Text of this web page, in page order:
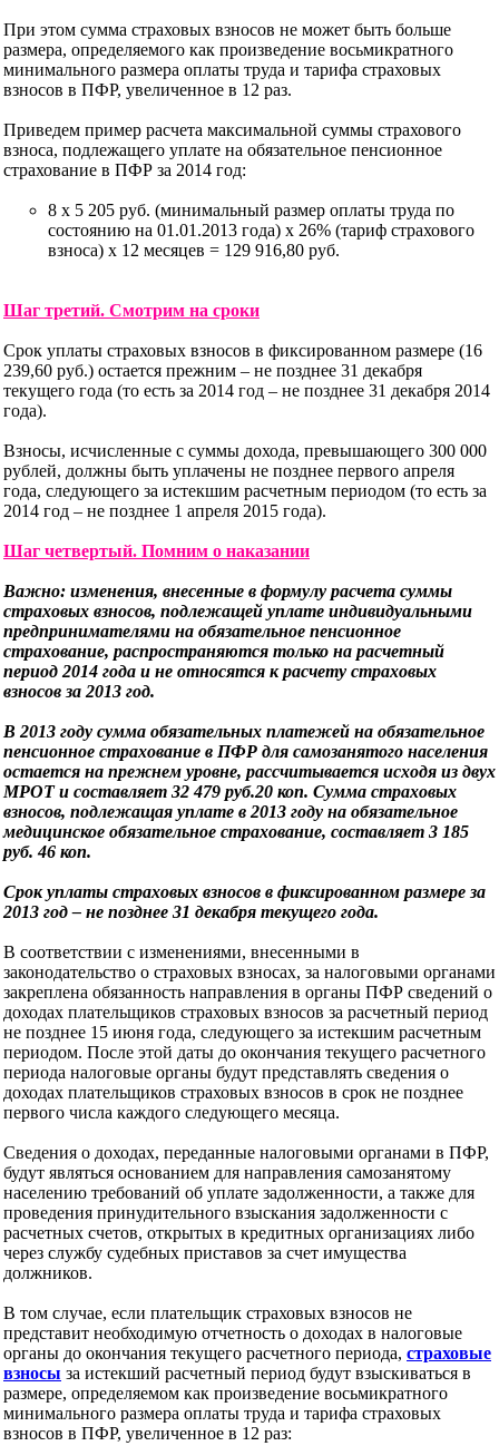
При этом сумма страховых взносов не может быть больше
размера, определяемого как произведение восьмикратного
минимального размера оплаты труда и тарифа страховых
взносов в ПФР, увеличенное в 12 раз.
Приведем пример расчета максимальной суммы страхового
взноса, подлежащего уплате на обязательное пенсионное
страхование в ПФР за 2014 год:
8 х 5 205 руб. (минимальный размер оплаты труда по
состоянию на 01.01.2013 года) х 26% (тариф страхового
взноса) х 12 месяцев = 129 916,80 руб.
Шаг третий. Смотрим на сроки
Срок уплаты страховых взносов в фиксированном размере (16
239,60 руб.) остается прежним – не позднее 31 декабря
текущего года (то есть за 2014 год – не позднее 31 декабря 2014
года).
Взносы, исчисленные с суммы дохода, превышающего 300 000
рублей, должны быть уплачены не позднее первого апреля
года, следующего за истекшим расчетным периодом (то есть за
2014 год – не позднее 1 апреля 2015 года).
Шаг четвертый. Помним о наказании
Важно: изменения, внесенные в формулу расчета суммы
страховых взносов, подлежащей уплате индивидуальными
предпринимателями на обязательное пенсионное
страхование, распространяются только на расчетный
период 2014 года и не относятся к расчету страховых
взносов за 2013 год.
В 2013 году сумма обязательных платежей на обязательное
пенсионное страхование в ПФР для самозанятого населения
остается на прежнем уровне, рассчитывается исходя из двух
МРОТ и составляет 32 479 руб.20 коп. Сумма страховых
взносов, подлежащая уплате в 2013 году на обязательное
медицинское обязательное страхование, составляет 3 185
руб. 46 коп.
Срок уплаты страховых взносов в фиксированном размере за
2013 год – не позднее 31 декабря текущего года.
В соответствии с изменениями, внесенными в
законодательство о страховых взносах, за налоговыми органами
закреплена обязанность направления в органы ПФР сведений о
доходах плательщиков страховых взносов за расчетный период
не позднее 15 июня года, следующего за истекшим расчетным
периодом. После этой даты до окончания текущего расчетного
периода налоговые органы будут представлять сведения о
доходах плательщиков страховых взносов в срок не позднее
первого числа каждого следующего месяца.
Сведения о доходах, переданные налоговыми органами в ПФР,
будут являться основанием для направления самозанятому
населению требований об уплате задолженности, а также для
проведения принудительного взыскания задолженности с
расчетных счетов, открытых в кредитных организациях либо
через службу судебных приставов за счет имущества
должников.
В том случае, если плательщик страховых взносов не
представит необходимую отчетность о доходах в налоговые
органы до окончания текущего расчетного периода, страховые
взносы за истекший расчетный период будут взыскиваться в
размере, определяемом как произведение восьмикратного
минимального размера оплаты труда и тарифа страховых
взносов в ПФР, увеличенное в 12 раз: